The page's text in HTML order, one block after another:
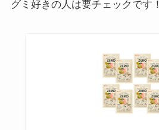
グミ好きの人は要チェックです！